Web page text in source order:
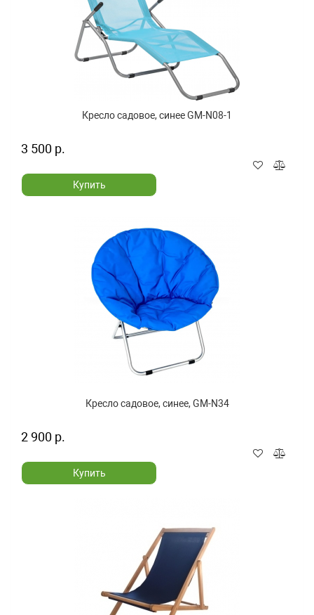
Кресло садовое, синее GM-N08-1
3 500 р.
Купить
Кресло садовое, синее, GM-N34
2 900 р.
Купить